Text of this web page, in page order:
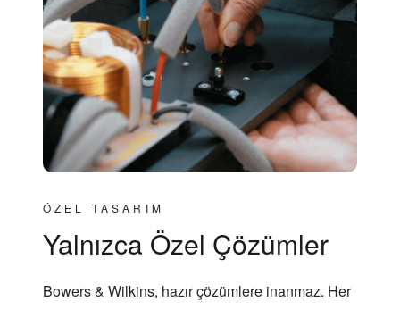
ÖZEL TASARIM
Yalnızca Özel Çözümler
Bowers & Wilkins, hazır çözümlere inanmaz. Her